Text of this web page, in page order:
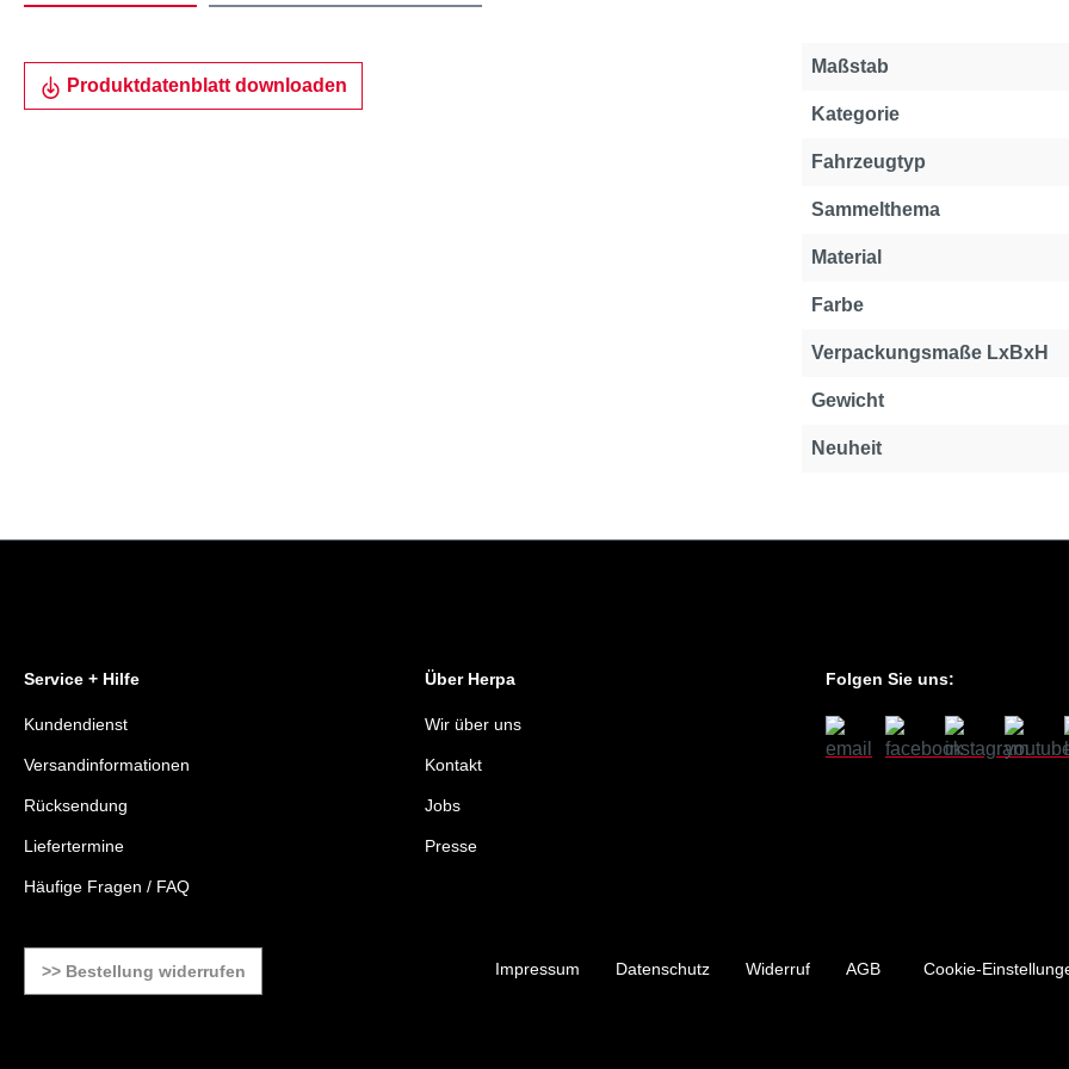
Produktdatenblatt downloaden
Maßstab
Kategorie
Fahrzeugtyp
Sammelthema
Material
Farbe
Verpackungsmaße LxBxH
Gewicht
Neuheit
Service + Hilfe
Kundendienst
Versandinformationen
Rücksendung
Liefertermine
Häufige Fragen / FAQ
Über Herpa
Wir über uns
Kontakt
Jobs
Presse
Folgen Sie uns:
>> Bestellung widerrufen Impressum Datenschutz Widerruf AGB Cookie-